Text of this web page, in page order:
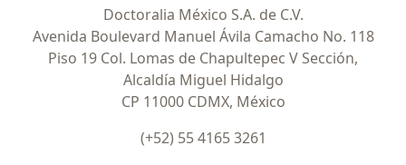
Doctoralia México S.A. de C.V.
Avenida Boulevard Manuel Ávila Camacho No. 118
Piso 19 Col. Lomas de Chapultepec V Sección,
Alcaldía Miguel Hidalgo
CP 11000 CDMX, México
(+52) 55 4165 3261